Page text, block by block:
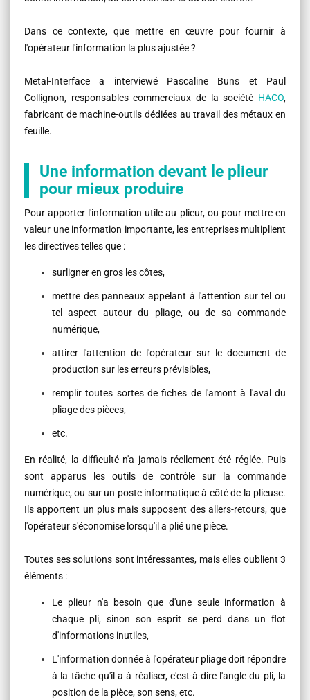
Dans ce contexte, que mettre en œuvre pour fournir à
l'opérateur l'information la plus ajustée ?
Metal-Interface a interviewé Pascaline Buns et Paul
Collignon, responsables commerciaux de la société HACO,
fabricant de machine-outils dédiées au travail des métaux en
feuille.
Une information devant le plieur
pour mieux produire
Pour apporter l'information utile au plieur, ou pour mettre en
valeur une information importante, les entreprises multiplient
les directives telles que :
surligner en gros les côtes,
mettre des panneaux appelant à l'attention sur tel ou
tel aspect autourdu pliage, ou de sa commande
numérique,
attirer l'attention de l'opérateur sur le document de
production sur les erreurs prévisibles,
remplir toutes sortes de fiches de l'amont à l'aval du
pliage des pièces,
etc.
En réalité, la difficulté n'a jamais réellement été réglée. Puis
sont apparus les outils de contrôle sur la commande
numérique, ou sur un poste informatique à côté de la plieuse.
Ils apportent un plus maissupposent des allers-retours, que
l'opérateur s'économise lorsqu'il a plié une pièce.
Toutes ses solutions sont intéressantes, mais elles oublient 3
éléments :
Le plieur n'a besoin que d'une seule information à
chaque pli, sinon son esprit se perd dans un flot
d'informations inutiles,
L'information donnée à l'opérateur pliage doit répondre
à la tâche qu'il a à réaliser, c'est-à-dire l'angle du pli, la
position de la pièce, son sens, etc.